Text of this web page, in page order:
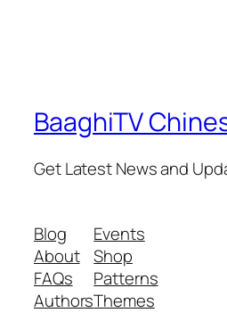
BaaghiTV
Get Latest News and
Blog
About
FAQs
Authors
Events
Shop
Patterns
Themes